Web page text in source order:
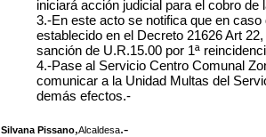
iniciará acción judicial para el cobro de
3.-En este acto se notifica que en
establecido en el Decreto 21626 Art
sanción de U.R.15.00 por 1ª
4.-Pase al Servicio Centro Comunal
comunicar a la Unidad Multas del
demás efectos.-
Silvana Pissano,Alcaldesa.-